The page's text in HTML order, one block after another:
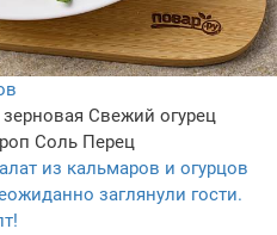
Свежий огурец
Соль Перец
из кальмаров и огурцов
заглянули гости.